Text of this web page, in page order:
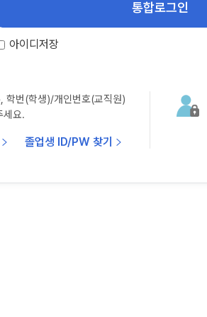
아이디저장
학번(학생)/개인번호(교직원)
세요.
졸업생 ID/PW 찾기